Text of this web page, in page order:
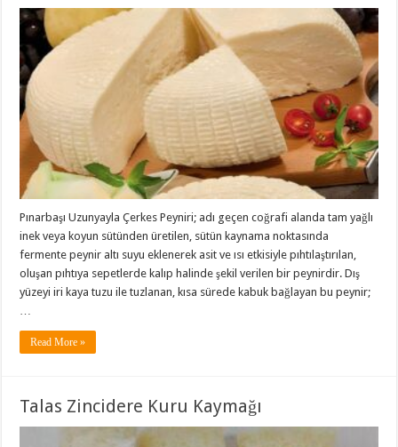
Pınarbaşı Uzunyayla Çerkes Peyniri; adı geçen coğrafi alanda tam yağlı
inek veya koyun sütünden üretilen, sütün kaynama noktasında
fermente peynir altı suyu eklenerek asit ve ısı etkisiyle pıhtılaştırılan,
oluşan pıhtıya sepetlerde kalıp halinde şekil verilen bir peynirdir. Dış
yüzeyi iri kaya tuzu ile tuzlanan, kısa sürede kabuk bağlayan bu peynir;
…
Read More »
Talas Zincidere Kuru Kaymağı